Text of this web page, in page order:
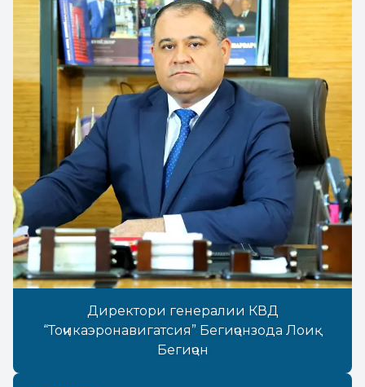
Директори генералии КВД
“Тоҷикаэронавигатсия” Бегиҷонзода Лоиқ
Бегиҷон